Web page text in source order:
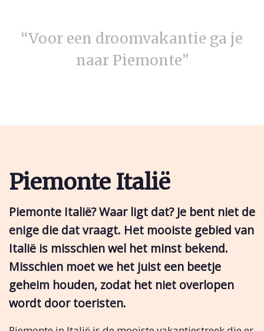
“Voor een droomvakantie ga je
naar Piemonte”
Piemonte Italië
Piemonte Italië? Waar ligt dat? Je bent niet de
enige die dat vraagt. Het mooiste gebied van
Italië is misschien wel het minst bekend.
Misschien moet we het juist een beetje
geheim houden, zodat het niet overlopen
wordt door toeristen.